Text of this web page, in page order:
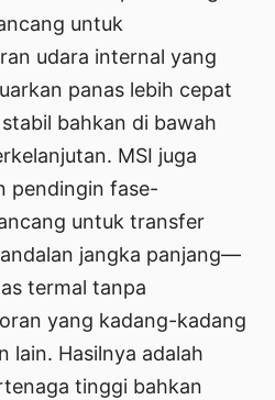
untuk
udara internal yang
panas lebih cepat
bahkan di bawah
MSI juga
pendingin fase-
untuk transfer
jangka panjang—
termal tanpa
yang kadang-kadang
lain. Hasilnya adalah
tinggi bahkan